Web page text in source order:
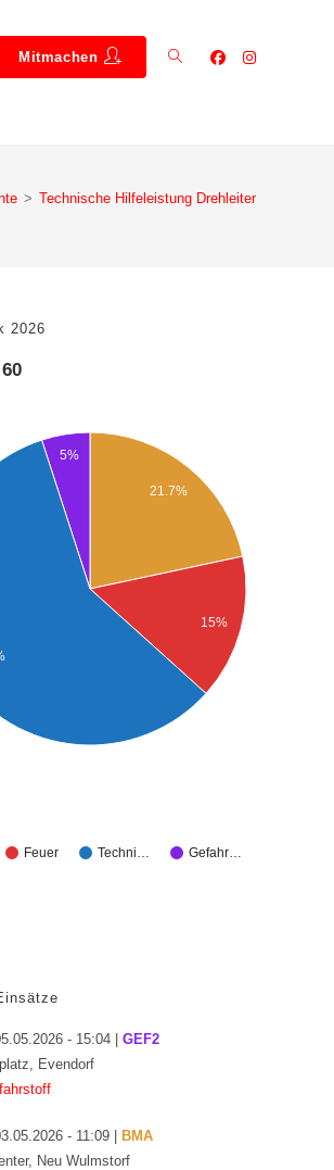
Mitmachen
> Technische Hilfeleistung Drehleiter
2026
Feuer Techni… Gefahr…
21.7%
15%
5%
- 15:04 | GEF2
Evendorf
- 11:09 |
BMA
Neu Wulmstorf